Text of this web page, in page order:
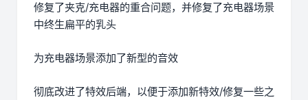
修复了夹克/充电器的重合问题，并修复了充电器场景
中终生扁平的乳头
为充电器场景添加了新型的音效
彻底改进了特效后端，以便于添加新特效/修复一些之